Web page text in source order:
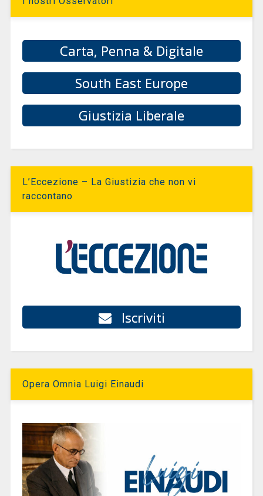
Carta, Penna & Digitale
South East Europe
Giustizia Liberale
L’Eccezione – La Giustizia che non vi
raccontano
Iscriviti
Opera Omnia Luigi Einaudi